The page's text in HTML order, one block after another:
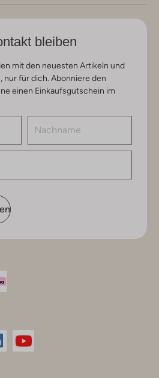
bleiben
mit den neuesten Artikeln und
nur für dich. Abonniere den
einen Einkaufsgutschein im